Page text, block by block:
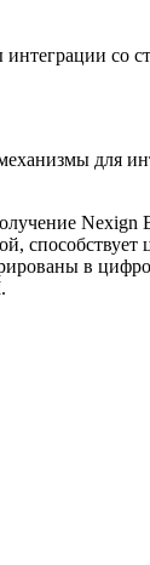
со
Nexign
в